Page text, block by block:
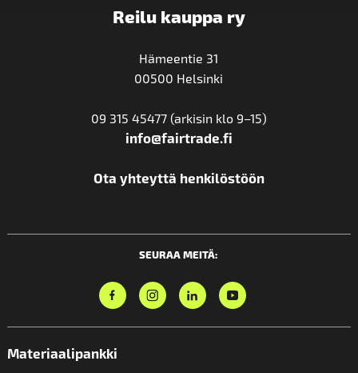
Reilu kauppa ry
Hämeentie 31
00500 Helsinki
09 315 45477 (arkisin klo 9–15)
info@fairtrade.fi
Ota yhteyttä henkilöstöön
SEURAA MEITÄ:
Materiaalipankki